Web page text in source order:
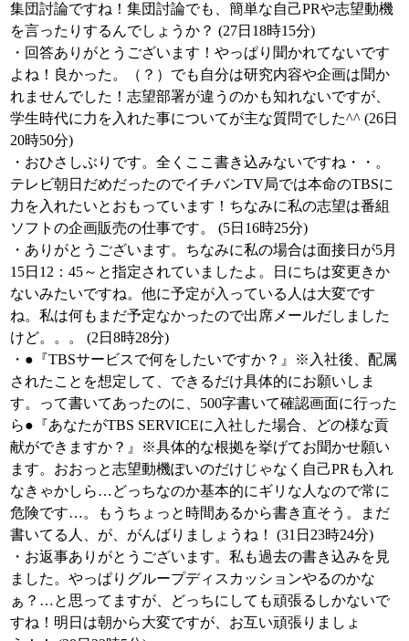
集団討論ですね！集団討論でも、簡単な自己PRや志望動機
を言ったりするんでしょうか？ (27日18時15分)
・回答ありがとうございます！やっぱり聞かれてないです
よね！良かった。（？）でも自分は研究内容や企画は聞か
れませんでした！志望部署が違うのかも知れないですが、
学生時代に力を入れた事についてが主な質問でした^^ (26日
20時50分)
・おひさしぶりです。全くここ書き込みないですね・・。
テレビ朝日だめだったのでイチバンTV局では本命のTBSに
力を入れたいとおもっています！ちなみに私の志望は番組
ソフトの企画販売の仕事です。 (5日16時25分)
・ありがとうございます。ちなみに私の場合は面接日が5月
15日12：45～と指定されていましたよ。日にちは変更きか
ないみたいですね。他に予定が入っている人は大変です
ね。私は何もまだ予定なかったので出席メールだしました
けど。。。 (2日8時28分)
・●『TBSサービスで何をしたいですか？』※入社後、配属
されたことを想定して、できるだけ具体的にお願いしま
す。って書いてあったのに、500字書いて確認画面に行った
ら●『あなたがTBS SERVICEに入社した場合、どの様な貢
献ができますか？』※具体的な根拠を挙げてお聞かせ願い
ます。おおっと志望動機ぽいのだけじゃなく自己PRも入れ
なきゃかしら…どっちなのか基本的にギリな人なので常に
危険です…。もうちょっと時間あるから書き直そう。まだ
書いてる人、が、がんばりましょうね！ (31日23時24分)
・お返事ありがとうございます。私も過去の書き込みを見
ました。やっぱりグループディスカッションやるのかな
ぁ？…と思ってますが、どっちにしても頑張るしかないで
すね！明日は朝から大変ですが、お互い頑張りましょ